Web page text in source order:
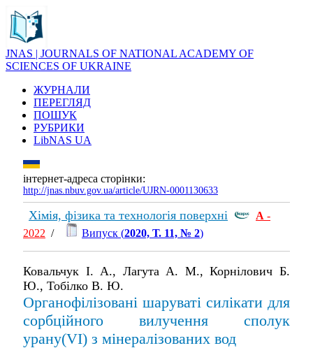
JNAS | JOURNALS OF NATIONAL ACADEMY OF
SCIENCES OF UKRAINE
ЖУРНАЛИ
ПЕРЕГЛЯД
ПОШУК
РУБРИКИ
LibNAS UA
інтернет-адреса сторінки:
http://jnas.nbuv.gov.ua/article/UJRN-0001130633
Хімія, фізика та технологія поверхні А -
2022 / Випуск (2020, Т. 11, № 2)
Ковальчук І. А., Лагута А. М., Корнілович Б.
Ю., Тобілко В. Ю.
Органофілізовані шаруваті силікати для
сорбційного вилучення сполук
урану(VI) з мінералізованих вод